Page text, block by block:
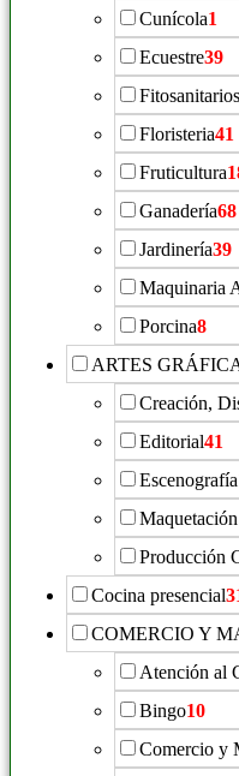
Cunícola1
Ecuestre39
Fitosanitarios
Floristeria41
Fruticultura
Ganadería68
Jardinería39
Maquinaria
Porcina8
ARTES
Creación,
Editorial41
Escenografía
Producción
Cocina presencial
COMERCIO Y
Atención al
Bingo10
Comercio y